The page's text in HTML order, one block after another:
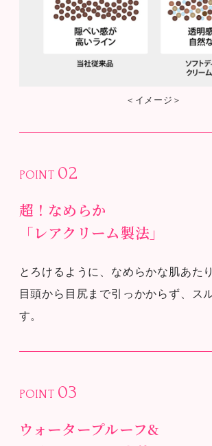
＜イメージ＞
POINT 02
超！なめらか
「レアクリーム製法」
とろけるように、なめらかな肌あた
目頭から目尻まで引っかからず、ス
す。
POINT 03
ウォータープルーフ&